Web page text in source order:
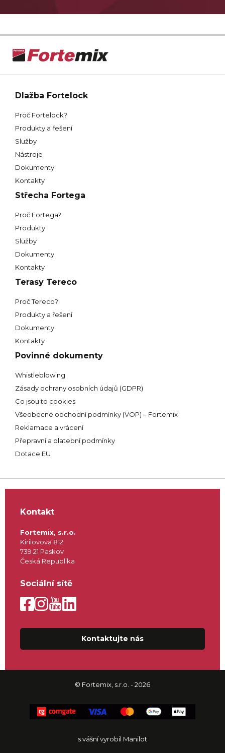
Dlažba Fortelock
Proč Fortelock?
Produkty a řešení
Služby
Nástroje
Dokumenty
Kontakty
Střecha Fortega
Proč Fortega?
Produkty
Služby
Dokumenty
Kontakty
Terasy Tereco
Proč Tereco?
Produkty a řešení
Dokumenty
Kontakty
Povinné dokumenty
Whistleblowing
Zásady ochrany osobních údajů (GDPR)
Co jsou to cookies
Všeobecné obchodní podmínky (VOP) – Fortemix
Reklamace a vrácení
Přepravní a platební podmínky
Dotace EU
© Fortemix, s.r.o. - 2026
s vášní vyrobil Manilot
Kontakt
Fortemix, s.r.o.
Kirilovova 812
739 21 Paskov
Česká Republika
Sociální sítě
Kontaktujte nás